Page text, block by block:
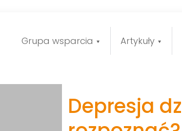
Grupa wsparcia Artykuły
Depresja